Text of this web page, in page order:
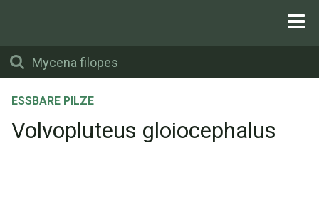
ESSBARE PILZE
Volvopluteus gloiocephalus